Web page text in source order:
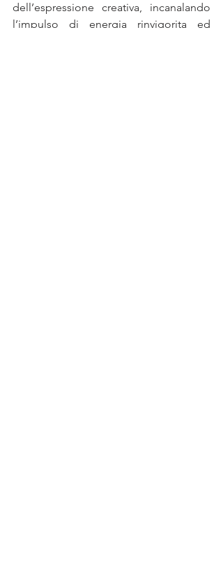
dell’espressione creativa, incanalando
l’impulso di energia rinvigorita ed